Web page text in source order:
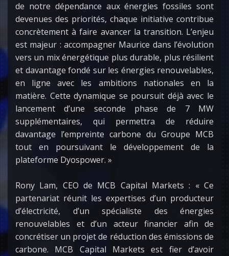
de notre dépendance aux énergies fossiles sont
devenues des priorités, chaque initiative contribue
concrètement à faire avancer la transition. L’enjeu
est majeur : accompagner Maurice dans l’évolution
vers un mix énergétique plus durable, plus résilient
et davantage fondé sur les énergies renouvelables,
en ligne avec les ambitions nationales en la
matière. Cette dynamique se poursuit déjà avec le
lancement d’une seconde phase de 7 MW
supplémentaires, qui permettra de réduire
davantage l’empreinte carbone du Groupe MCB
tout en poursuivant le développement de la
plateforme Dyospower. »
Rony Lam, CEO de MCB Capital Markets : « Ce
partenariat réunit les expertises d’un producteur
d’électricité, d’un spécialiste des énergies
renouvelables et d’un acteur financier afin de
concrétiser un projet de réduction des émissions de
carbone. MCB Capital Markets est fier d’avoir